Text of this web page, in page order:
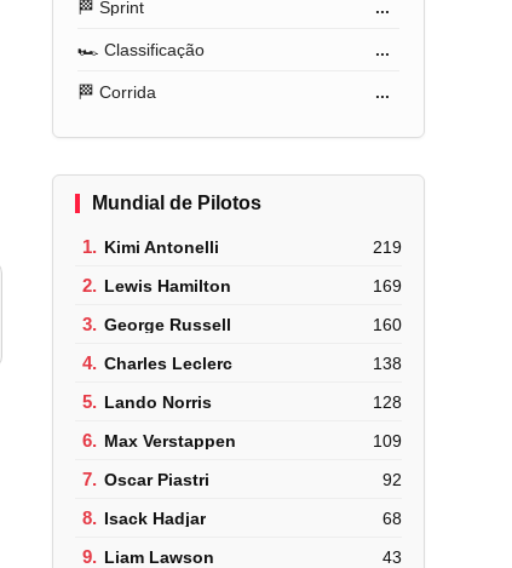
🏁 Sprint ...
🏎️ Classificação ...
🏁 Corrida ...
Mundial de Pilotos
1. Kimi Antonelli 219
2. Lewis Hamilton 169
3. George Russell 160
4. Charles Leclerc 138
5. Lando Norris 128
6. Max Verstappen 109
7. Oscar Piastri 92
8. Isack Hadjar 68
9. Liam Lawson 43